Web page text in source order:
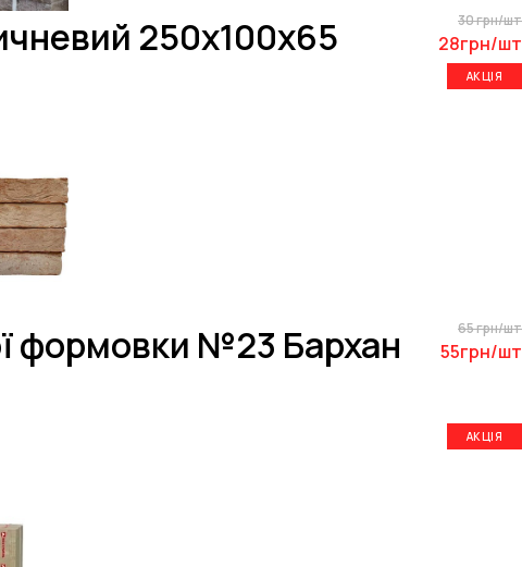
250х100х65 30 грн/шт
28грн/шт
АКЦІЯ
формовки №23 Бархан
65 грн/шт
55грн/шт
АКЦІЯ